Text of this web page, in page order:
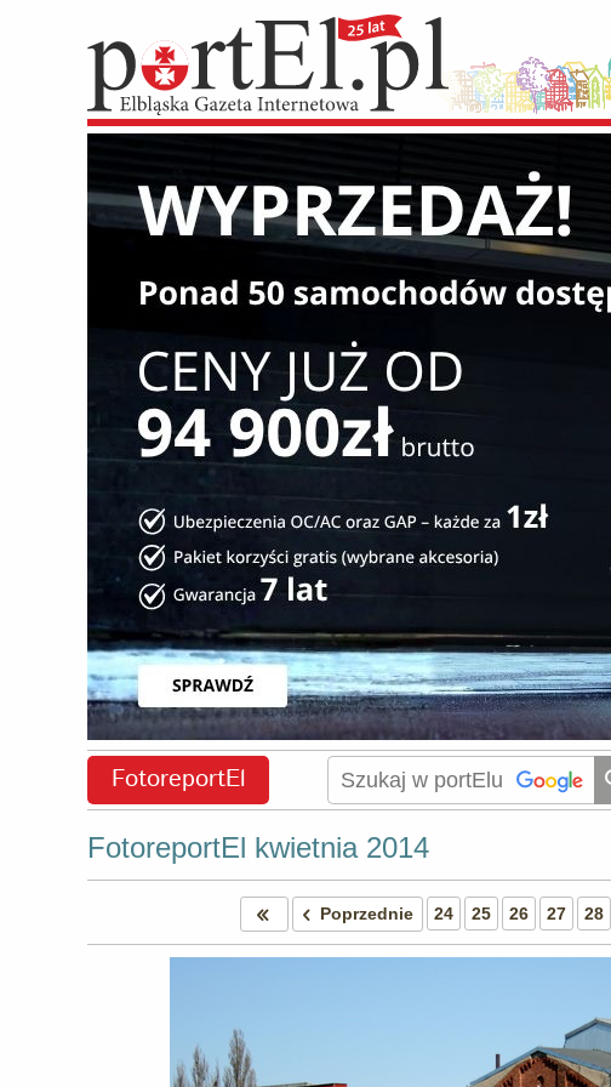
FotoreportEl
FotoreportEl kwietnia 2014
Poprzednie 24 25 26 27 28